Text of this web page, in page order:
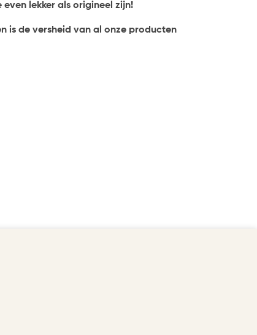
lekker als origineel zijn!
is de versheid van al onze producten